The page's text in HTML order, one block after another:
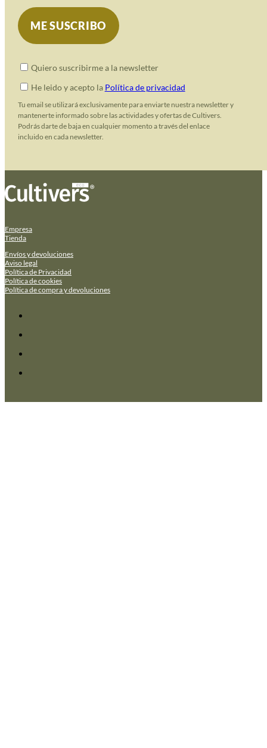
Quiero suscribirme a la newsletter
He leido y acepto la Política de privacidad
Tu email se utilizará exclusivamente para enviarte nuestra newsletter y
mantenerte informado sobre las actividades y ofertas de Cultivers.
Podrás darte de baja en cualquier momento a través del enlace
incluido en cada newsletter.
Empresa
Tienda
Envíos y devoluciones
Aviso legal
Política de Privacidad
Política de cookies
Política de compra y devoluciones